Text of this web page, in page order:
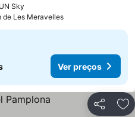
Sky
de Les Meravelles
Ver preços
Partilhar